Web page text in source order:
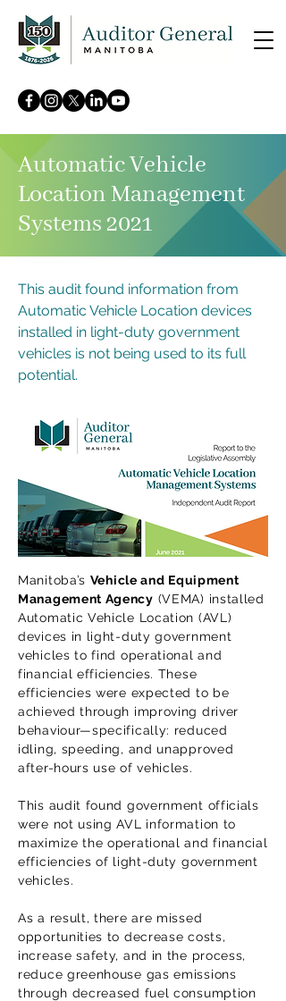
Automatic Vehicle
Location Management
Systems 2021
This audit found information from
Automatic Vehicle Location devices
installed in light-duty government
vehicles is not being used to its full
potential.
Manitoba’s Vehicle and Equipment
Management Agency (VEMA) installed
Automatic Vehicle Location (AVL)
devices in light-duty government
vehicles to find operational and
financial efficiencies. These
efficiencies were expected to be
achieved through improving driver
behaviour—specifically: reduced
idling, speeding, and unapproved
after-hours use of vehicles.
This audit found government officials
were not using AVL information to
maximize the operational and financial
efficiencies of light-duty government
vehicles.
As a result, there are missed
opportunities to decrease costs,
increase safety, and in the process,
reduce greenhouse gas emissions
through decreased fuel consumption